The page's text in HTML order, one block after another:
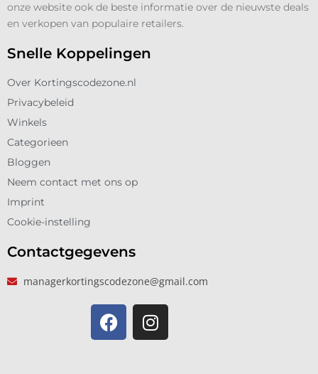
onze website ook de beste informatie over de nieuwste deals
en verkopen van populaire retailers.
Snelle Koppelingen
Over Kortingscodezone.nl
Privacybeleid
Winkels
Categorieen
Bloggen
Neem contact met ons op
Imprint
Cookie-instelling
Contactgegevens
managerkortingscodezone@gmail.com